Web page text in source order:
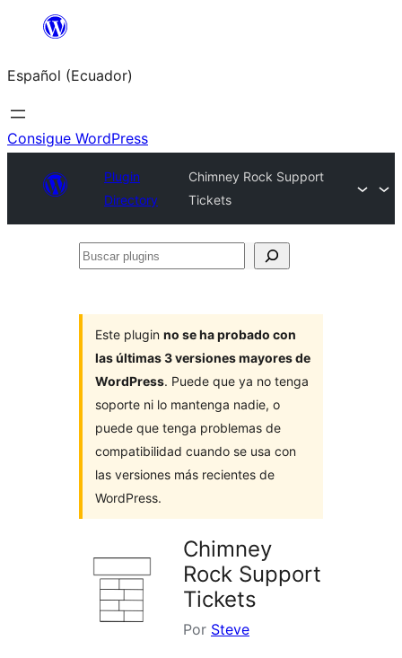
Saltar
contenido
Español (Ecuador)
Consigue WordPress
Plugin
Directory
Chimney Rock Support
Tickets
Buscar
Este plugin no se ha probado con
las últimas 3 versiones mayores de
WordPress. Puede que ya no tenga
soporte ni lo mantenga nadie, o
puede que tenga problemas de
compatibilidad cuando se usa con
las versiones más recientes de
WordPress.
Chimney
Rock Support
Tickets
Por Steve